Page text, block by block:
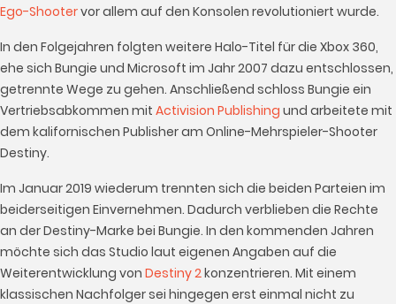
Ego-Shootervor allem auf den Konsolen revolutioniert wurde.
In den Folgejahren folgten weitere Halo-Titel für die Xbox 360,
ehe sich Bungie und Microsoft im Jahr 2007 dazu entschlossen,
getrennte Wege zu gehen. Anschließend schloss Bungie ein
Vertriebsabkommen mit Activision Publishing und arbeitete mit
dem kalifornischen Publisher am Online-Mehrspieler-Shooter
Destiny.
Im Januar 2019 wiederum trennten sich die beiden Parteien im
beiderseitigen Einvernehmen. Dadurch verblieben die Rechte
an der Destiny-Marke bei Bungie. In den kommenden Jahren
möchte sich das Studio laut eigenen Angaben auf die
Weiterentwicklung von Destiny 2konzentrieren. Mit einem
klassischen Nachfolger sei hingegen erst einmal nicht zu